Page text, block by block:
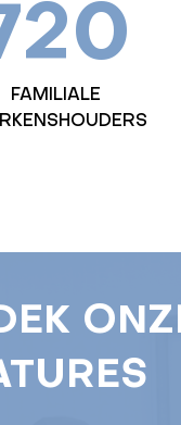
FAMILIALE